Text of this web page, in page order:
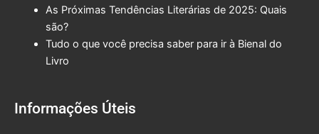
As Próximas Tendências Literárias de 2025: Quais
são?
Tudo o que você precisa saber para ir à Bienal do
Livro
Informações Úteis